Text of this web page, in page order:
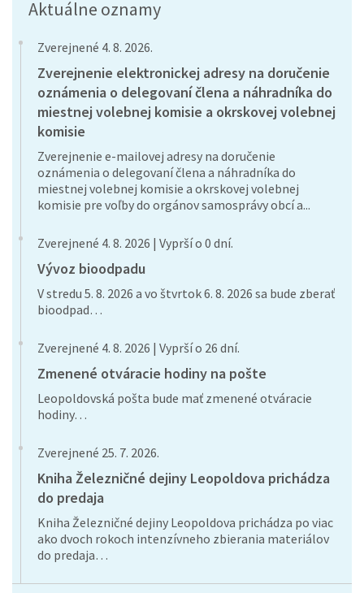
Aktuálne oznamy
Zverejnené 4. 8. 2026.
Zverejnenie elektronickej adresy na doručenie
oznámenia o delegovaní člena a náhradníka do
miestnej volebnej komisie a okrskovej volebnej
komisie
Zverejnenie e-mailovej adresy na doručenie
oznámenia o delegovaní člena a náhradníka do
miestnej volebnej komisie a okrskovej volebnej
komisie pre voľby do orgánov samosprávy obcí a...
Zverejnené 4. 8. 2026 | Vyprší o 0 dní.
Vývoz bioodpadu
V stredu 5. 8. 2026 a vo štvrtok 6. 8. 2026 sa bude zberať
bioodpad…
Zverejnené 4. 8. 2026 | Vyprší o 26 dní.
Zmenené otváracie hodiny na pošte
Leopoldovská pošta bude mať zmenené otváracie
hodiny…
Zverejnené 25. 7. 2026.
Kniha Železničné dejiny Leopoldova prichádza
do predaja
Kniha Železničné dejiny Leopoldova prichádza po viac
ako dvoch rokoch intenzívneho zbierania materiálov
do predaja…